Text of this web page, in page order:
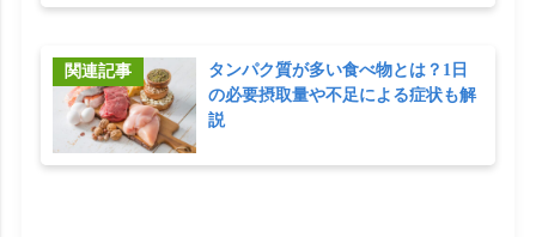
タンパク質が多い食べ物とは？1日
の必要摂取量や不足による症状も解
説